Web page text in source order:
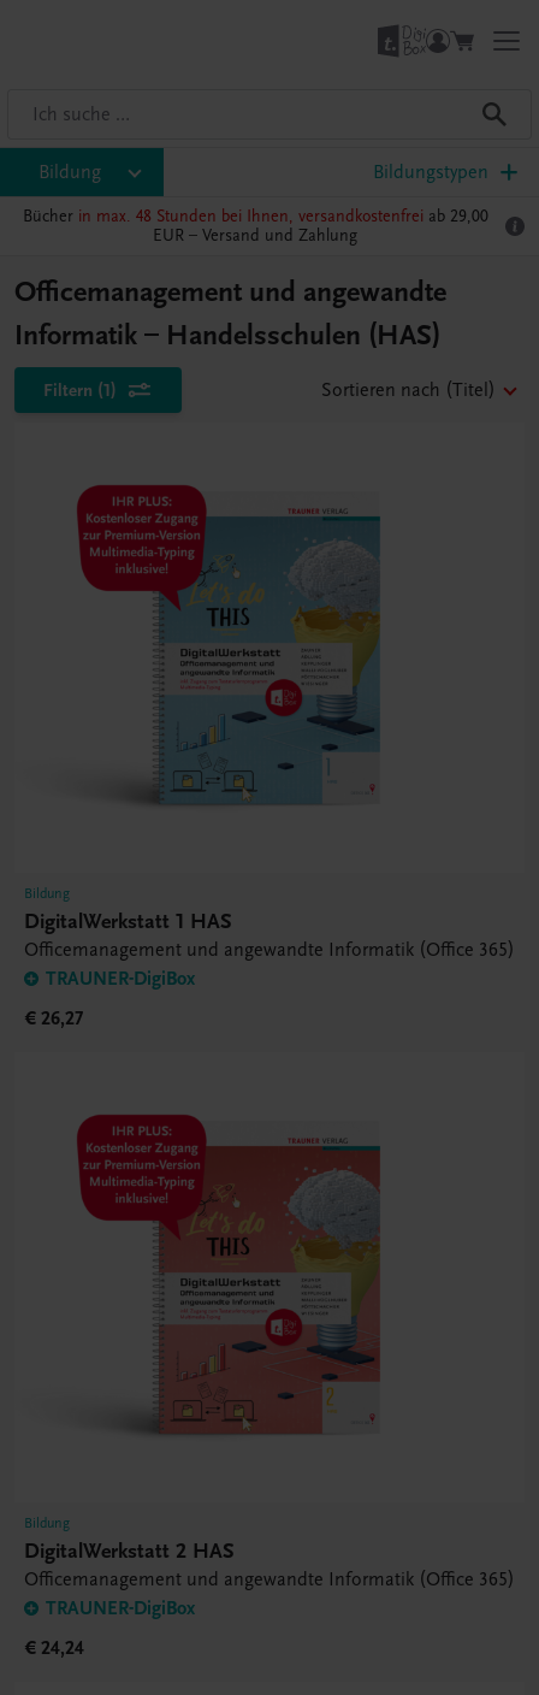
Bildung Bildungstypen
Bücher in max. 48 Stunden bei Ihnen, versandkostenfrei ab 29,00
EUR – Versand und Zahlung
Officemanagement und angewandte
Informatik – Handelsschulen (HAS)
Filtern (1) Sortieren nach (Titel)
Bildung
DigitalWerkstatt 1 HAS
Officemanagement und angewandte Informatik (Office 365)
TRAUNER-DigiBox
€ 26,27
Bildung
DigitalWerkstatt 2 HAS
Officemanagement und angewandte Informatik (Office 365)
TRAUNER-DigiBox
€ 24,24